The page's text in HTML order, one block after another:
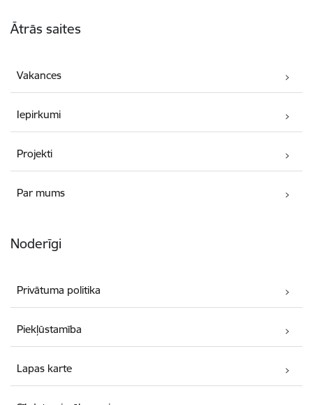
Ātrās saites
Vakances
Iepirkumi
Projekti
Par mums
Noderīgi
Privātuma politika
Piekļūstamība
Lapas karte